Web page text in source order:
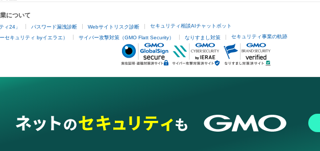
について
ィ24」 パスワード漏洩診断 Webサイトリスク診断 セキュリティ相談AIチャットボット
セキュリティ byイエラエ） サイバー攻撃対策（GMO Flatt Security） なりすまし対策 セキュリティ事業の軌跡